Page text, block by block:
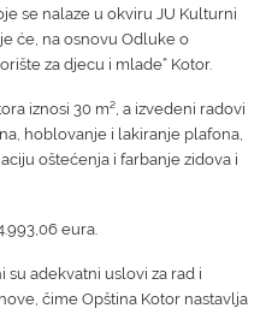
se nalaze u okviru JU Kulturni
će, na osnovu Odluke o
za djecu i mlade“ Kotor.
iznosi 30 m², a izvedeni radovi
hoblovanje i lakiranje plafona,
oštećenja i farbanje zidova i
eura.
su adekvatni uslovi za rad i
čime Opština Kotor nastavlja